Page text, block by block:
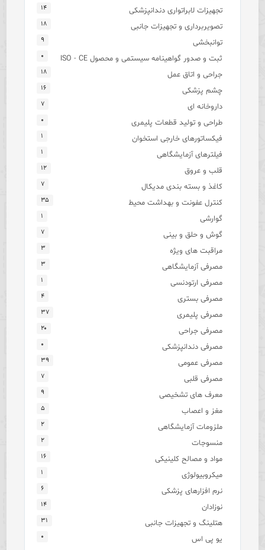
تجهیزات لابراتواری دندانپزشکی ۱۴
تصویربرداری و تجهیزات جانبی ۱۸
توانبخشی ۹
ثبت و صدور گواهینامه سیستمی و محصول ISO - CE ۰
جراحی و اتاق عمل ۱۸
چشم پزشکی ۱۶
داروخانه ای ۷
طراحی و تولید قطعات پلیمری ۰
فیکساتورهای خارجی استخوان ۱
فیلترهای آزمایشگاهی ۱
قلب و عروق ۱۲
کاغذ و بسته بندی مدیکال ۷
کنترل عفونت و بهداشت محیط ۳۵
گوارشی ۱
گوش و حلق و بینی ۷
مراقبت های ویژه ۳
مصرفی آزمایشگاهی ۳
مصرفی ارتودنسی ۱
مصرفی بستری ۴
مصرفی پلیمری ۳۷
مصرفی جراحی ۲۰
مصرفی دندانپزشکی ۰
مصرفی عمومی ۳۹
مصرفی قلبی ۷
معرف های تشخیصی ۹
مغز و اعصاب ۵
ملزومات آزمایشگاهی ۲
منسوجات ۲
مواد و مصالح کلینیکی ۱۶
میکروبیولوژی ۱
نرم افزارهای پزشکی ۶
نوزادان ۱۴
هتلینگ و تجهیزات جانبی ۳۱
یو پی اس ۰